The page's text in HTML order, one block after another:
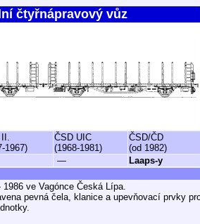
čtyřnápravový vůz
1967)
ČSD UIC
(1968-1981)
ČSD/ČD
(od 1982)
— Laaps-y
ve Vagónce Česká Lípa.
pevná čela, klanice a upevňovací prvky